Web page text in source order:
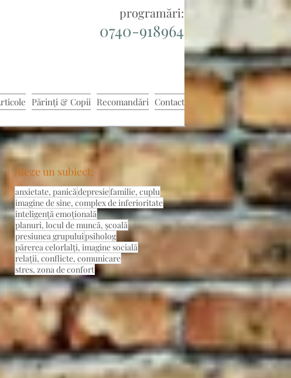
programări:
0740-918964
Părinți & Copii Recomandări Contact
Alege un subiect:
anxietate, panicădepresiefamilie, cuplu
imagine de sine, complex de inferioritate
inteligență emoțională
planuri, locul de muncă, școală
presiunea grupuluipsiholog
părerea celorlalți, imagine socială
relații, conflicte, comunicare
stres, zona de confort